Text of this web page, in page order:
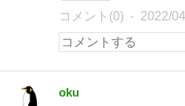
コメント(0) 2022/
oku